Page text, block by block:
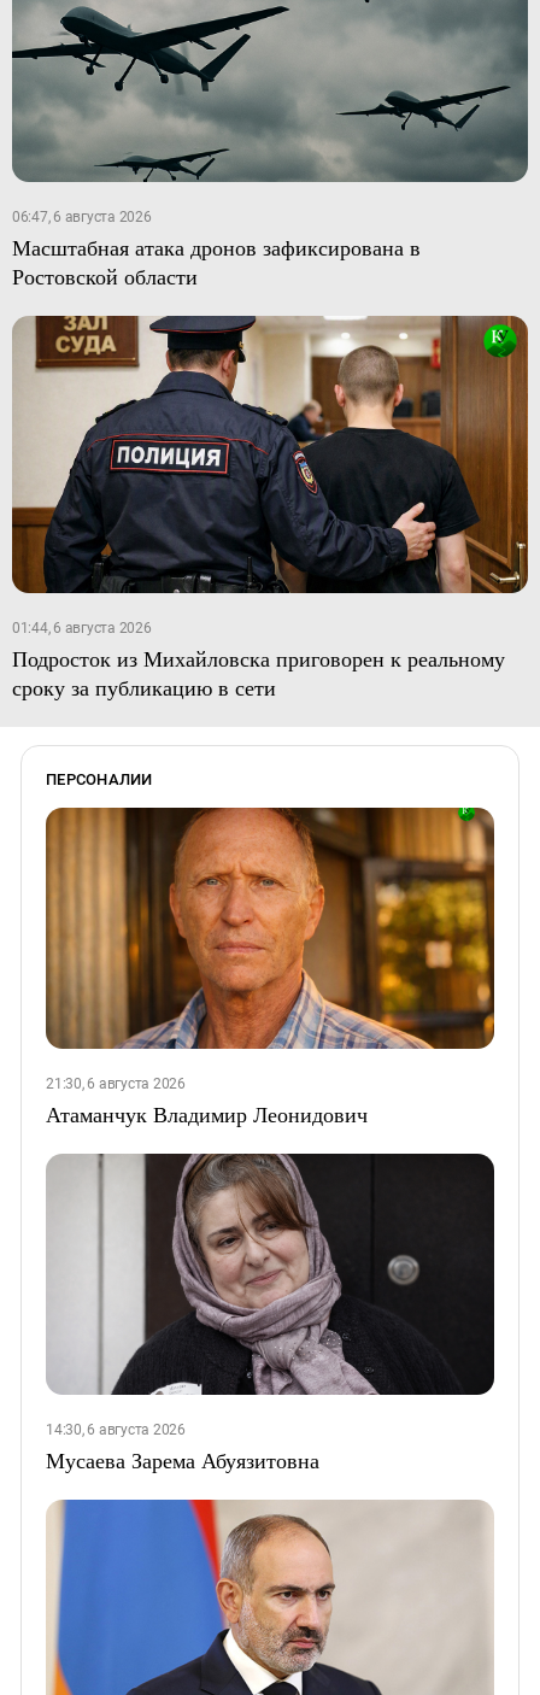
06:47, 6 августа 2026
Масштабная атака дронов зафиксирована в
Ростовской области
01:44, 6 августа 2026
Подросток из Михайловска приговорен к реальному
сроку за публикацию в сети
ПЕРСОНАЛИИ
21:30, 6 августа 2026
Атаманчук Владимир Леонидович
14:30, 6 августа 2026
Мусаева Зарема Абуязитовна